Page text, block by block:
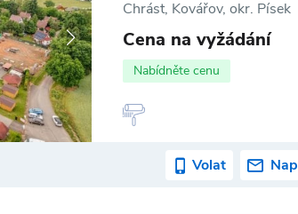
Chrást, Kovářov, okr. Písek
Cena na vyžádání
Nabídněte cenu
Volat